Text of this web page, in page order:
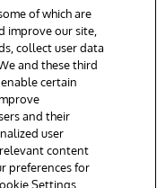
MA. Všechna práva
Přístupnost
of which are
improve our site,
collect user data
and these third
certain
and their
user
content
preferences for
Settings.